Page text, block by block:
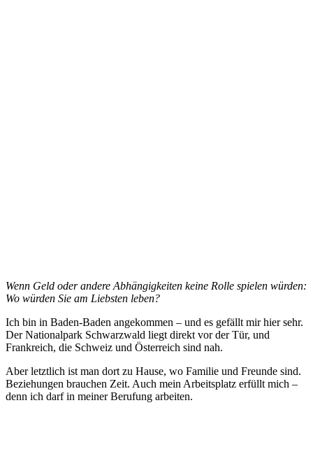
Wenn Geld oder andere Abhängigkeiten keine Rolle spielen würden:
Wo würden Sie am Liebsten leben?
Ich bin in Baden-Baden angekommen – und es gefällt mir hier sehr.
Der Nationalpark Schwarzwald liegt direkt vor der Tür, und
Frankreich, die Schweiz und Österreich sind nah.
Aber letztlich ist man dort zu Hause, wo Familie und Freunde sind.
Beziehungen brauchen Zeit. Auch mein Arbeitsplatz erfüllt mich –
denn ich darf in meiner Berufung arbeiten.